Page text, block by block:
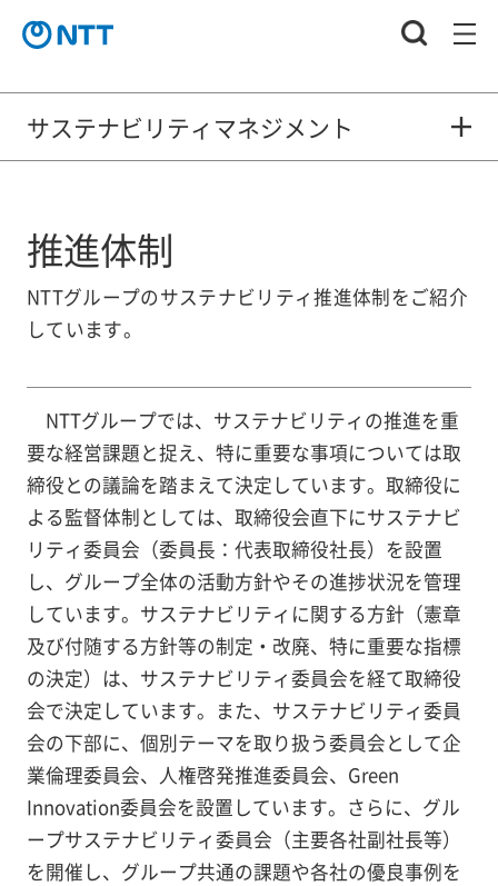
サステナビリティマネジメント
推進体制
NTTグループのサステナビリティ推進体制をご紹介
しています。
NTTグループでは、サステナビリティの推進を重
要な経営課題と捉え、特に重要な事項については取
締役との議論を踏まえて決定しています。取締役に
よる監督体制としては、取締役会直下にサステナビ
リティ委員会（委員長：代表取締役社長）を設置
し、グループ全体の活動方針やその進捗状況を管理
しています。サステナビリティに関する方針（憲章
及び付随する方針等の制定・改廃、特に重要な指標
の決定）は、サステナビリティ委員会を経て取締役
会で決定しています。また、サステナビリティ委員
会の下部に、個別テーマを取り扱う委員会として企
業倫理委員会、人権啓発推進委員会、Green
Innovation委員会を設置しています。さらに、グル
ープサステナビリティ委員会（主要各社副社長等）
を開催し、グループ共通の課題や各社の優良事例を